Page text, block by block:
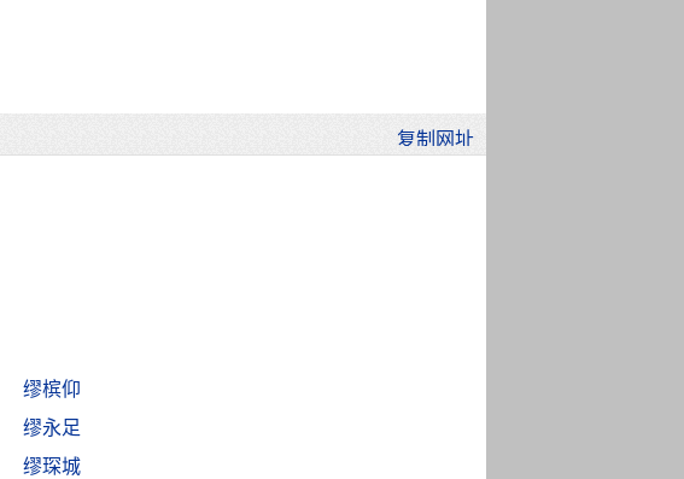
缪槟仰
缪永足
缪琛城